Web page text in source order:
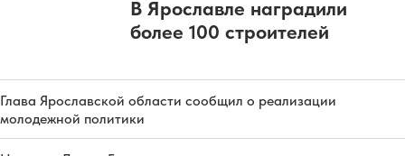
В Ярославле наградили
более 100 строителей
Глава Ярославской области сообщил о реализации
молодежной политики